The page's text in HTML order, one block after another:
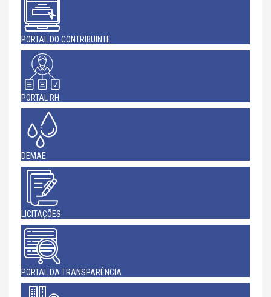
PORTAL DO CONTRIBUINTE
PORTAL RH
DEMAE
LICITAÇÕES
PORTAL DA TRANSPARÊNCIA